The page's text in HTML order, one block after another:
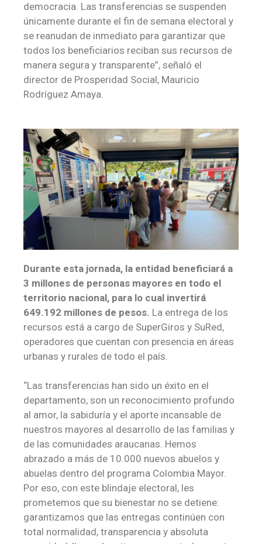
democracia. Las transferencias se suspenden
únicamente durante el fin de semana electoral y
se reanudan de inmediato para garantizar que
todos los beneficiarios reciban sus recursos de
manera segura y transparente”, señaló el
director de Prosperidad Social, Mauricio
Rodríguez Amaya.
Durante esta jornada, la entidad beneficiará a
3 millones de personas mayores en todo el
territorio nacional, para lo cual invertirá
649.192 millones de pesos. La entrega de los
recursos está a cargo de SuperGiros y SuRed,
operadores que cuentan con presencia en áreas
urbanas y rurales de todo el país.
“Las transferencias han sido un éxito en el
departamento, son un reconocimiento profundo
al amor, la sabiduría y el aporte incansable de
nuestros mayores al desarrollo de las familias y
de las comunidades araucanas. Hemos
abrazado a más de 10.000 nuevos abuelos y
abuelas dentro del programa Colombia Mayor.
Por eso, con este blindaje electoral, les
prometemos que su bienestar no se detiene:
garantizamos que las entregas continúen con
total normalidad, transparencia y absoluta